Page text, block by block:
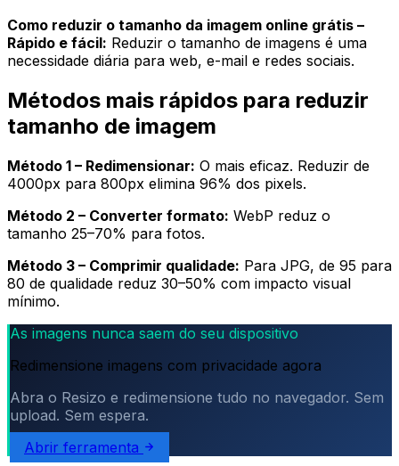
Como reduzir o tamanho da imagem online grátis –
Rápido e fácil: Reduzir o tamanho de imagens é uma
necessidade diária para web, e-mail e redes sociais.
Métodos mais rápidos para reduzir
tamanho de imagem
Método 1 – Redimensionar: O mais eficaz. Reduzir de
4000px para 800px elimina 96% dos pixels.
Método 2 – Converter formato: WebP reduz o
tamanho 25–70% para fotos.
Método 3 – Comprimir qualidade: Para JPG, de 95 para
80 de qualidade reduz 30–50% com impacto visual
mínimo.
As imagens nunca saem do seu dispositivo
Redimensione imagens com privacidade agora
Abra o Resizo e redimensione tudo no navegador. Sem
upload. Sem espera.
Abrir ferramenta